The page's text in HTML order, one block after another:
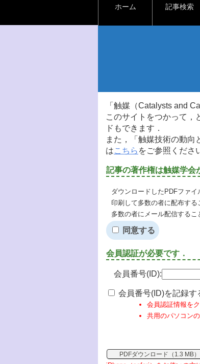
ホーム 記事検索
「触媒（Catalysts and
このサイトをつかって，
ドもできます．
また，「触媒技術の動向
はこちら をご参照くださ
記事の著作権は触媒学会
ダウンロードしたPDFファ
印刷して多数の者に配布する
多数の者にメール配信するこ
同意する
会員認証が必要です．
会員番号(ID):
会員番号(ID)を記録す
会員認証情報を
共用のパソコン
PDFダウンロード（1.3 MB）